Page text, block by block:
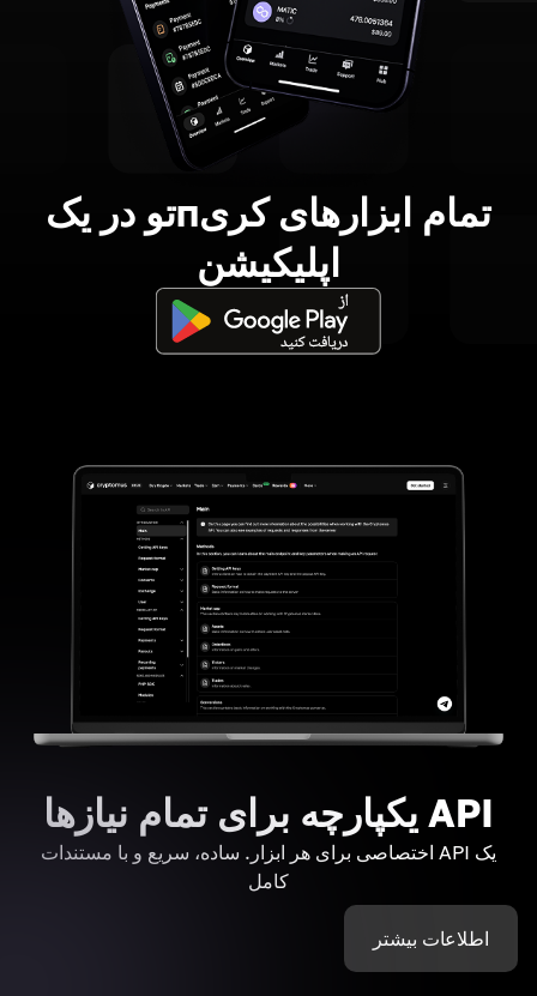
تمام ابزارهای کریпتو در یک
اپلیکیشن
API یکپارچه برای تمام نیازها
یک API اختصاصی برای هر ابزار. ساده، سریع و با مستندات
کامل
اطلاعات بیشتر